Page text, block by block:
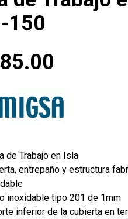
150
de Trabajo en Isla
entrepaño y estructura
inoxidable tipo 201 de 1mm
inferior de la cubierta en